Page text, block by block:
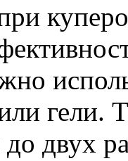
гели.
двух